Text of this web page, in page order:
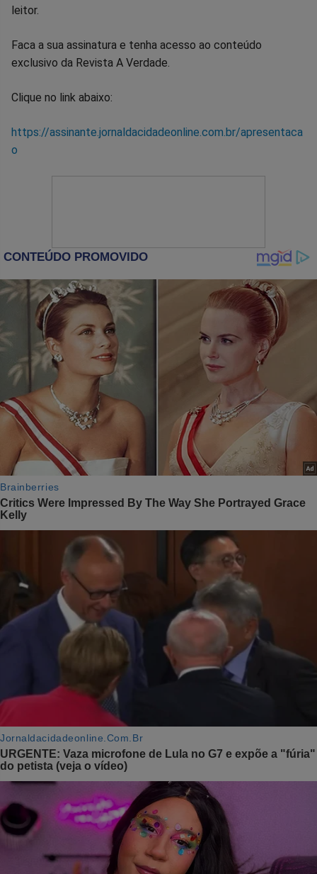
leitor.
Faca a sua assinatura e tenha acesso ao conteúdo
exclusivo da Revista A Verdade.
Clique no link abaixo:
https://assinante.jornaldacidadeonline.com.br/apresentaca
o